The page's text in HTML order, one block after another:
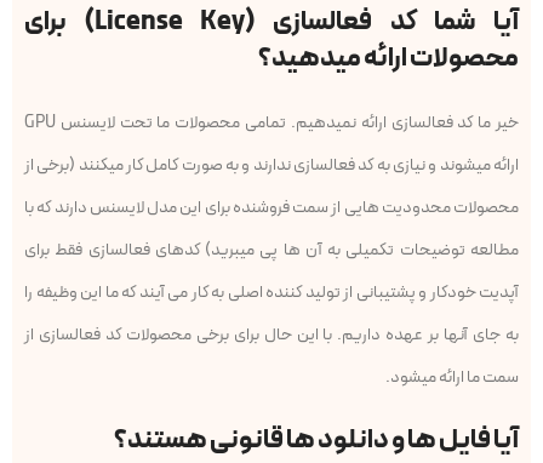
آیا شما کد فعالسازی (License Key) برای
محصولات ارائه میدهید؟
خیر ما کد فعالسازی ارائه نمیدهیم. تمامی محصولات ما تحت لایسنس GPU
ارائه میشوند و نیازی به کد فعالسازی ندارند و به صورت کامل کار میکنند (برخی از
محصولات محدودیت هایی از سمت فروشنده برای این مدل لایسنس دارند که با
مطالعه توضیحات تکمیلی به آن ها پی میبرید) کدهای فعالسازی فقط برای
آپدیت خودکار و پشتیبانی از تولید کننده اصلی به کار می آیند که ما این وظیفه را
به جای آنها بر عهده داریم. با این حال برای برخی محصولات کد فعالسازی از
سمت ما ارائه میشود.
آیا فایل ها و دانلود ها قانونی هستند؟